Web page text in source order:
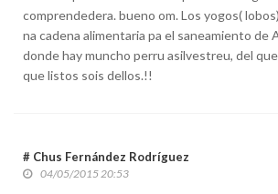
comprendedera. bueno om. Los yogos(
na cadena alimentaria pa el saneamiento de
donde hay muncho perru asilvestreu, del
que listos sois dellos.!!
# Chus Fernández Rodríguez
04/05/2015 20:53